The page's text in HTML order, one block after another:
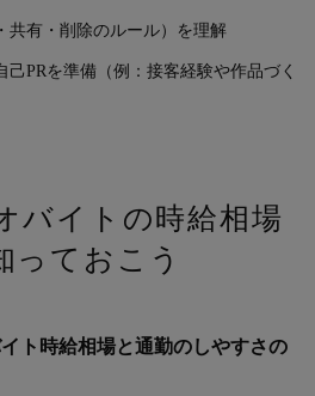
共有・削除のルール）を理解
PRを準備（例：接客経験や作品づく
バイトの時給相場
っておこう
ト時給相場と通勤のしやすさの